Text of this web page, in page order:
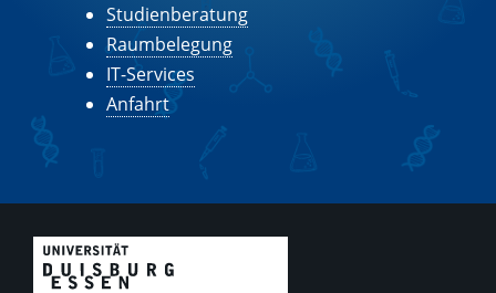
Studienberatung
Raumbelegung
IT-Services
Anfahrt